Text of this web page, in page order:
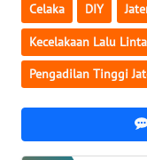
Celaka DIY
Kecelakaan Lalu
Pengadilan Tinggi
WN
SERAMBI
WN
JAMBI
WN